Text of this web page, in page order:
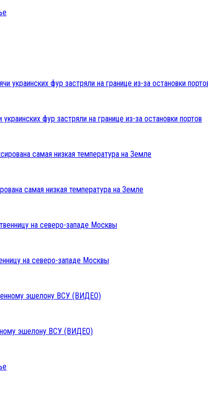
фур застряли на границе из-за остановки портов
самая низкая температура на Земле
на северо-западе Москвы
эшелону ВСУ (ВИДЕО)